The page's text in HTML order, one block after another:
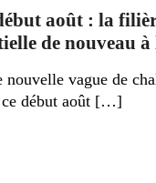
août : la
de nouveau à
nouvelle vague de
début août